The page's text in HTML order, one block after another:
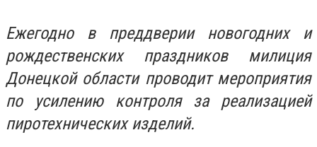
Ежегодно в преддверии новогодних и
рождественских праздников милиция
Донецкой области проводит мероприятия
по усилению контроля за реализацией
пиротехнических изделий.